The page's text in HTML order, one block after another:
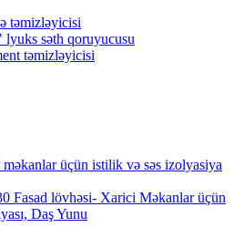
təmizləyicisi
səth qoruyucusu
təmizləyicisi
üçün istilik və səs izolyasiya
Fasad lövhəsi- Xarici Məkanlar üçün
Daş Yunu